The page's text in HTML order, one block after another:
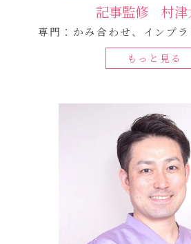
記事監修 村津
専門：かみ合わせ、インプ
もっと見る